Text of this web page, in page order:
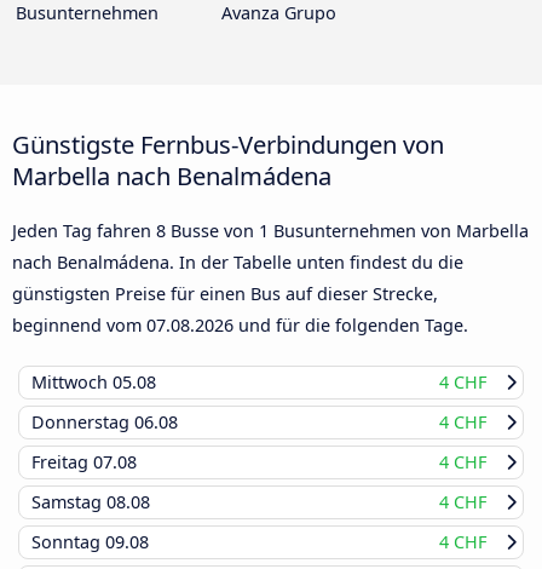
Busunternehmen
Avanza Grupo
Günstigste Fernbus-Verbindungen von
Marbella nach Benalmádena
Jeden Tag fahren 8 Busse von 1 Busunternehmen von Marbella
nach Benalmádena. In der Tabelle unten findest du die
günstigsten Preise für einen Bus auf dieser Strecke,
beginnend vom 07.08.2026 und für die folgenden Tage.
Mittwoch 05.08
4 CHF
Donnerstag 06.08
4 CHF
Freitag 07.08
4 CHF
Samstag 08.08
4 CHF
Sonntag 09.08
4 CHF